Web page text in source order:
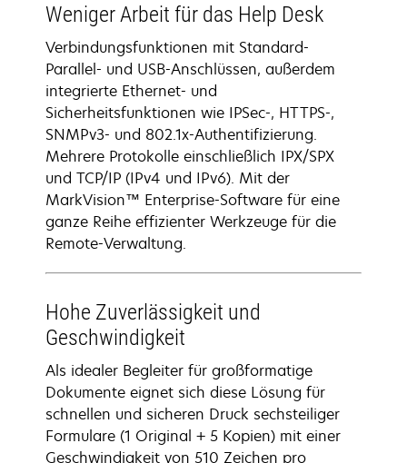
Weniger Arbeit für das Help Desk
Verbindungsfunktionen mit Standard-
Parallel- und USB-Anschlüssen, außerdem
integrierte Ethernet- und
Sicherheitsfunktionen wie IPSec-, HTTPS-,
SNMPv3- und 802.1x-Authentifizierung.
Mehrere Protokolle einschließlich IPX/SPX
und TCP/IP (IPv4 und IPv6). Mit der
MarkVision™ Enterprise-Software für eine
ganze Reihe effizienter Werkzeuge für die
Remote-Verwaltung.
Hohe Zuverlässigkeit und
Geschwindigkeit
Als idealer Begleiter für großformatige
Dokumente eignet sich diese Lösung für
schnellen und sicheren Druck sechsteiliger
Formulare (1 Original + 5 Kopien) mit einer
Geschwindigkeit von 510 Zeichen pro